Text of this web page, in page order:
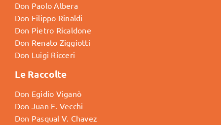
Don Paolo Albera
Don Filippo Rinaldi
Don Pietro Ricaldone
Don Renato Ziggiotti
Don Luigi Ricceri
Le Raccolte
Don Egidio Viganò
Don Juan E. Vecchi
Don Pasqual V. Chavez